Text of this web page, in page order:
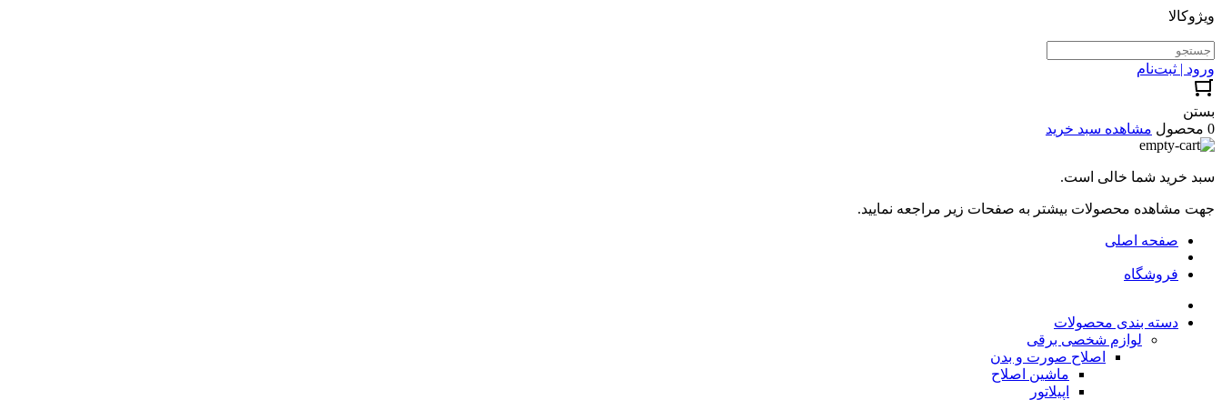
ویژوکالا
ورود | ثبت‌نام
بستن
0 محصول
مشاهده سبد خرید
سبد خرید شما خالی است.
جهت مشاهده محصولات بیشتر به صفحات زیر مراجعه نمایید.
صفحه اصلی
فروشگاه
دسته بندی محصولات
لوازم شخصی برقی
اصلاح صورت و بدن
ماشین اصلاح
اپیلاتور